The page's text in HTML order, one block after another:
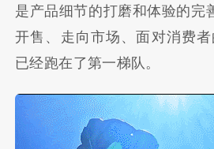
是产品细节的打磨和体验的完
开售、走向市场、面对消费
已经跑在了第一梯队。